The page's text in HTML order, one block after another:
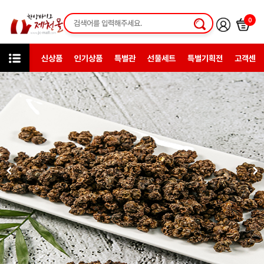
0
신상품 인기상품 특별관 선물세트 특별기획전 고객센터
상품검색